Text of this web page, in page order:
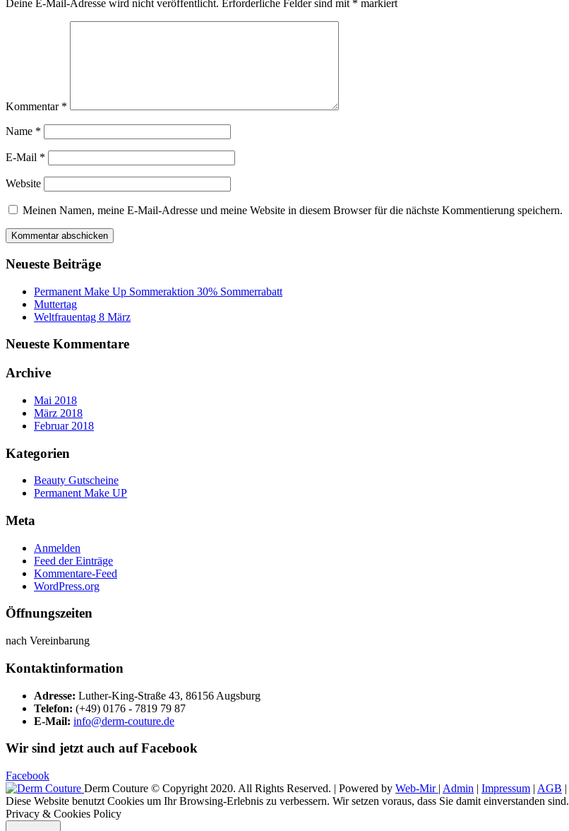
Deine E-Mail-Adresse wird nicht veröffentlicht. Erforderliche Felder sind mit * markiert
Kommentar *
Name *
E-Mail *
Website
Meinen Namen, meine E-Mail-Adresse und meine Website in diesem Browser für die nächste Kommentierung speichern.
Neueste Beiträge
Permanent Make Up Sommeraktion 30% Sommerrabatt
Muttertag
Weltfrauentag 8 März
Neueste Kommentare
Archive
Mai 2018
März 2018
Februar 2018
Kategorien
Beauty Gutscheine
Permanent Make UP
Meta
Anmelden
Feed der Einträge
Kommentare-Feed
WordPress.org
Öffnungszeiten
nach Vereinbarung
Kontaktinformation
Adresse: Luther-King-Straße 43, 86156 Augsburg
Telefon: (+49) 0176 - 7819 79 87
E-Mail: info@derm-couture.de
Wir sind jetzt auch auf Facebook
Facebook
Derm Couture © Copyright 2020. All Rights Reserved. | Powered by Web-Mir | Admin | Impressum | AGB |
Diese Website benutzt Cookies um Ihr Browsing-Erlebnis zu verbessern. Wir setzen voraus, dass Sie damit einverstanden sind.
Privacy & Cookies Policy